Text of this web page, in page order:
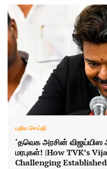
புதிய செய்தி
‘தவெக அரசின் விஜய்யிஸ
மரபுகள்! |How TVK’s
Challenging